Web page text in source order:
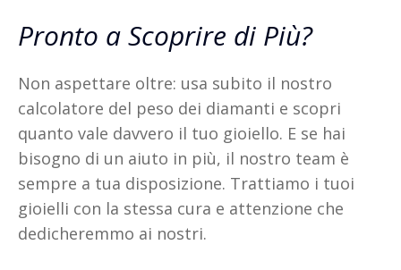
Pronto a Scoprire di Più?
Non aspettare oltre: usa subito il nostro
calcolatore del peso dei diamanti e scopri
quanto vale davvero il tuo gioiello. E se hai
bisogno di un aiuto in più, il nostro team è
sempre a tua disposizione. Trattiamo i tuoi
gioielli con la stessa cura e attenzione che
dedicheremmo ai nostri.